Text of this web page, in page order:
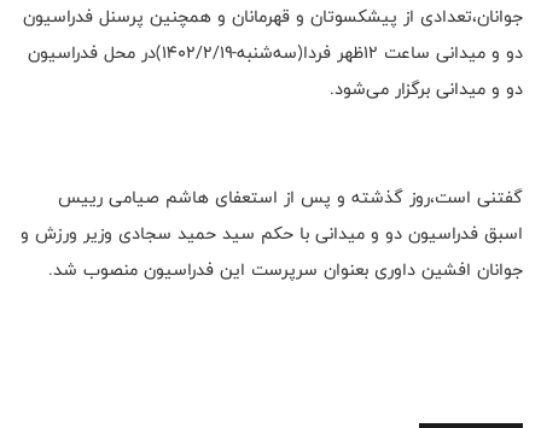
جوانان،تعدادی از پیشکسوتان و قهرمانان و همچنین پرسنل فدراسیون
دو و میدانی ساعت ۱۲ظهر فردا(سه‌شنبه-۱۴۰۲/۲/۱۹)در محل فدراسیون
دو و میدانی برگزار می‌شود.
گفتنی است،روز گذشته و پس از استعفای هاشم صیامی رییس
اسبق فدراسیون دو و میدانی با حکم سید حمید سجادی وزیر ورزش و
جوانان افشین داوری بعنوان سرپرست این فدراسیون منصوب شد.